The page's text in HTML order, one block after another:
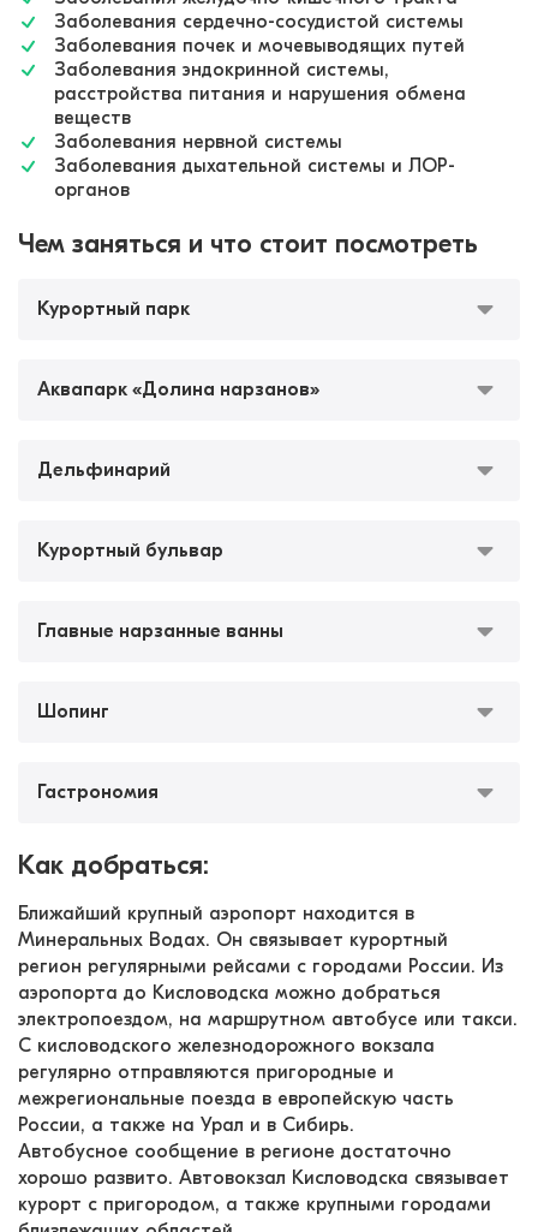
Заболевания сердечно-сосудистой системы
Заболевания почек и мочевыводящих путей
Заболевания эндокринной системы,
расстройства питания и нарушения обмена
веществ
Заболевания нервной системы
Заболевания дыхательной системы и ЛОР-
органов
Чем заняться и что стоит посмотреть
Курортный парк
Аквапарк «Долина нарзанов»
Дельфинарий
Курортный бульвар
Главные нарзанные ванны
Шопинг
Гастрономия
Как добраться:
Ближайший крупный аэропорт находится в
Минеральных Водах. Он связывает курортный
регион регулярными рейсами с городами России. Из
аэропорта до Кисловодска можно добраться
электропоездом, на маршрутном автобусе или такси.
С кисловодского железнодорожного вокзала
регулярно отправляются пригородные и
межрегиональные поезда в европейскую часть
России, а также на Урал и в Сибирь.
Автобусное сообщение в регионе достаточно
хорошо развито. Автовокзал Кисловодска связывает
курорт с пригородом, а также крупными городами